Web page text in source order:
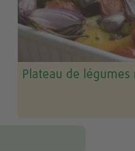
Plateau de légumes